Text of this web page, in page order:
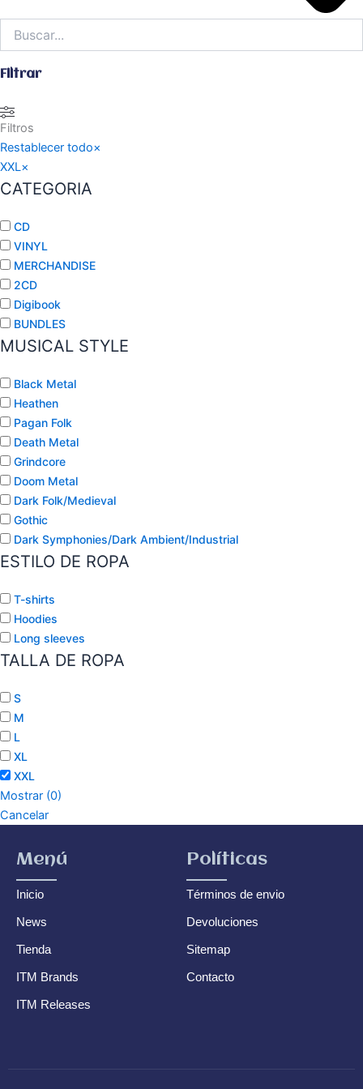
Filtrar
Filtros
Restablecer todo×
XXL×
CATEGORIA
CD
VINYL
MERCHANDISE
2CD
Digibook
BUNDLES
MUSICAL STYLE
Black Metal
Heathen
Pagan Folk
Death Metal
Grindcore
Doom Metal
Dark Folk/Medieval
Gothic
Dark Symphonies/Dark Ambient/Industrial
ESTILO DE ROPA
T-shirts
Hoodies
Long sleeves
TALLA DE ROPA
S
M
L
XL
XXL
Mostrar (0)
Cancelar
Menú
Inicio
News
Tienda
ITM Brands
ITM Releases
Políticas
Términos de envio
Devoluciones
Sitemap
Contacto